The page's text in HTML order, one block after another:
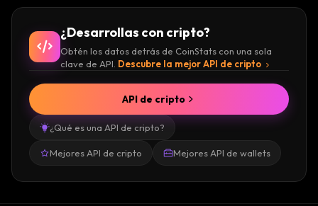
¿Desarrollas con cripto?
Obtén los datos detrás de CoinStats con una sola
clave de API. Descubre la mejor API de cripto
¿Qué es una API de cripto?
Mejores API de cripto Mejores API de wallets
API de cripto